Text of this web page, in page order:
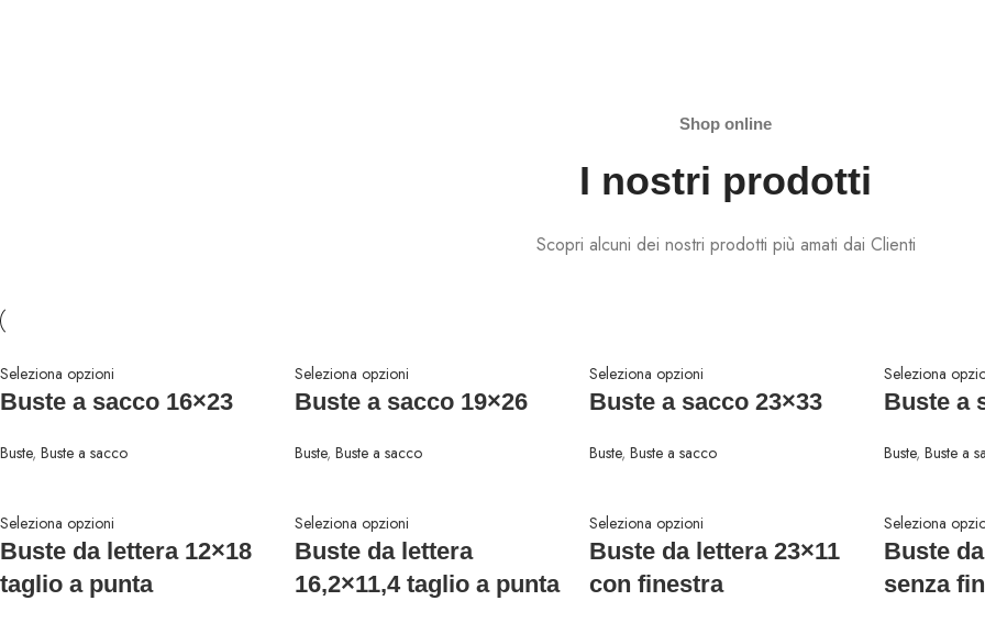
Shop online
I nostri prodotti
Scopri alcuni dei nostri prodotti più amati dai Clienti
Seleziona opzioni
Buste a sacco 16×23
Buste, Buste a sacco
Seleziona opzioni
Buste a sacco 19×26
Buste, Buste a sacco
Seleziona opzioni
Buste a sacco 23×33
Buste, Buste a sacco
Seleziona
Buste a
Buste, Buste a
Seleziona opzioni
Buste da lettera 12×18
taglio a punta
Seleziona opzioni
Buste da lettera
16,2×11,4 taglio a punta
Seleziona opzioni
Buste da lettera 23×11
con finestra
Seleziona
Buste
senza